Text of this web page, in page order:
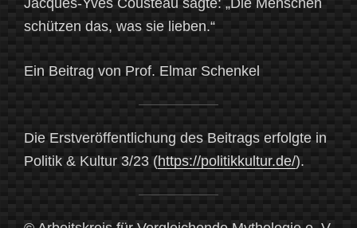
Jacques-Yves Cousteau sagte: „Die Menschen
schützen das, was sie lieben.“
Ein Beitrag von Prof. Elmar Schenkel
Die Erstveröffentlichung des Beitrags erfolgte in
Politik & Kultur 3/23 (https://politikkultur.de/).